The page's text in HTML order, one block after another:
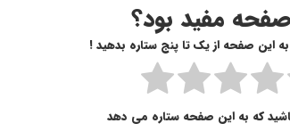
مفید بود؟
به این صفحه از یک تا پنج ستاره بدهید !
که به این صفحه ستاره می دهد